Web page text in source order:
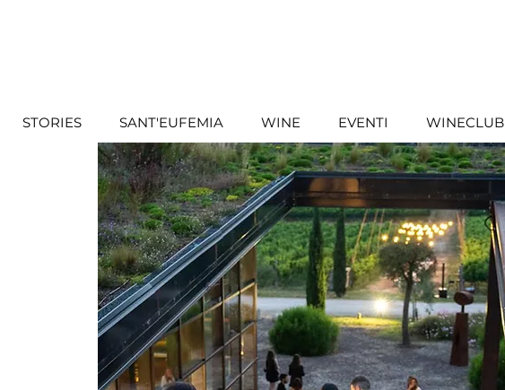
STORIES SANT'EUFEMIA WINE EVENTI WINECLUB